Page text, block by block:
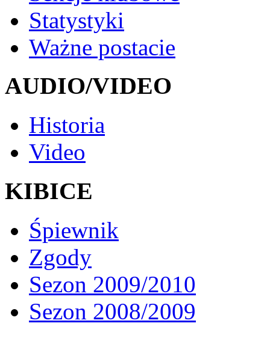
Statystyki
Ważne postacie
AUDIO/VIDEO
Historia
Video
KIBICE
Śpiewnik
Zgody
Sezon 2009/2010
Sezon 2008/2009